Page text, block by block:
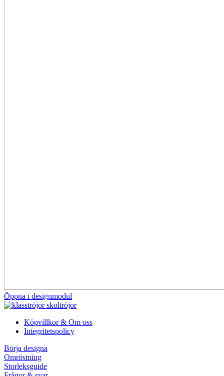
Öppna i designmodul
Köpvillkor & Om oss
Integritetspolicy
Börja designa
Omröstning
Storleksguide